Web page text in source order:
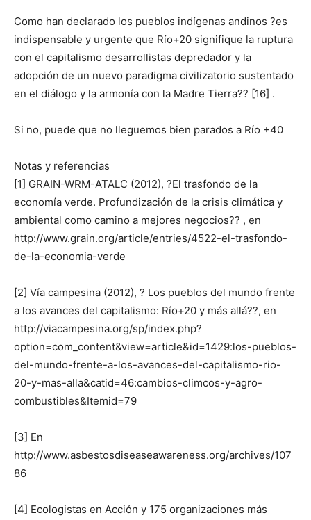
Como han declarado los pueblos indígenas andinos ?es
indispensable y urgente que Río+20 signifique la ruptura
con el capitalismo desarrollistas depredador y la
adopción de un nuevo paradigma civilizatorio sustentado
en el diálogo y la armonía con la Madre Tierra?? [16] .
Si no, puede que no lleguemos bien parados a Río +40
Notas y referencias
[1] GRAIN-WRM-ATALC (2012), ?El trasfondo de la
economía verde. Profundización de la crisis climática y
ambiental como camino a mejores negocios?? , en
http://www.grain.org/article/entries/4522-el-trasfondo-
de-la-economia-verde
[2] Vía campesina (2012), ? Los pueblos del mundo frente
a los avances del capitalismo: Río+20 y más allá??, en
http://viacampesina.org/sp/index.php?
option=com_content&view=article&id=1429:los-pueblos-
del-mundo-frente-a-los-avances-del-capitalismo-rio-
20-y-mas-alla&catid=46:cambios-climcos-y-agro-
combustibles&Itemid=79
[3] En
http://www.asbestosdiseaseawareness.org/archives/107
86
[4] Ecologistas en Acción y 175 organizaciones más